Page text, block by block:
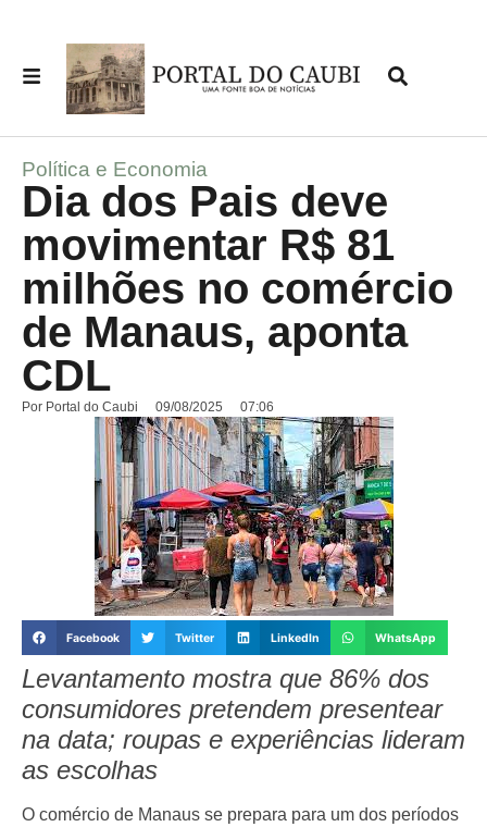
Política e Economia
Dia dos Pais deve
movimentar R$ 81
milhões no comércio
de Manaus, aponta
CDL
Por Portal do Caubi 09/08/2025 07:06
Facebook Twitter LinkedIn WhatsApp
Levantamento mostra que 86% dos
consumidores pretendem presentear
na data; roupas e experiências lideram
as escolhas
O comércio de Manaus se prepara para um dos períodos